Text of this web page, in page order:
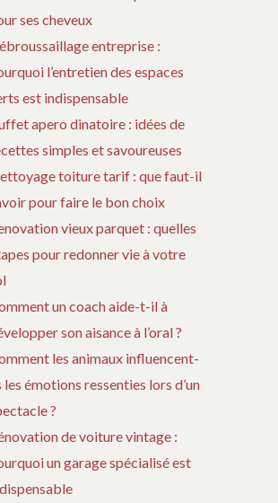
ses cheveux
entreprise :
l’entretien des espaces
est indispensable
apero dinatoire : idées de
simples et savoureuses
toiture tarif : que faut-il
pour faire le bon choix
vieux parquet : quelles
pour redonner vie à votre
un coach aide-t-il à
son aisance à l’oral ?
les animaux influencent-
les émotions ressenties lors d’un
?
de voiture vintage :
un garage spécialisé est